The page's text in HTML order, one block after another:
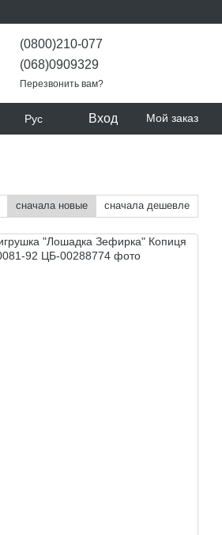
(0800)210-077
(068)0909329
Перезвонить вам?
Рус Вход Мой заказ
сначала новые сначала дешевле